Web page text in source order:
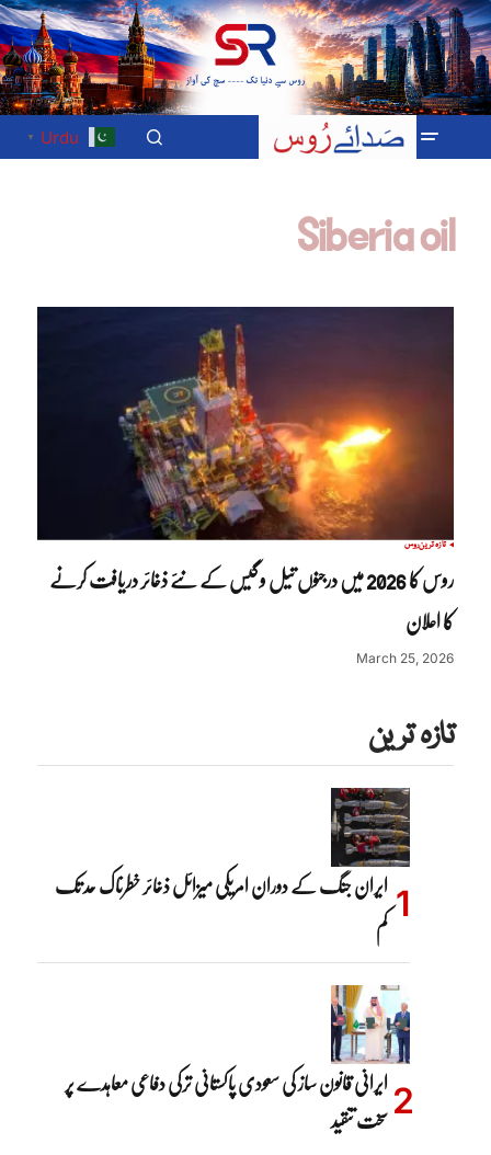
Urdu
▼
Siberia oil
تازہ ترینروس
روس کا 2026 میں درجنوں تیل و گیس کے نئے ذخائر دریافت کرنے
کا اعلان
March 25, 2026
تازہ ترین
ایران جنگ کے دوران امریکی میزائل ذخائر خطرناک حد تک
کم
ایرانی قانون ساز کی سعودی پاکستانی ترکی دفاعی معاہدے پر
سخت تنقید